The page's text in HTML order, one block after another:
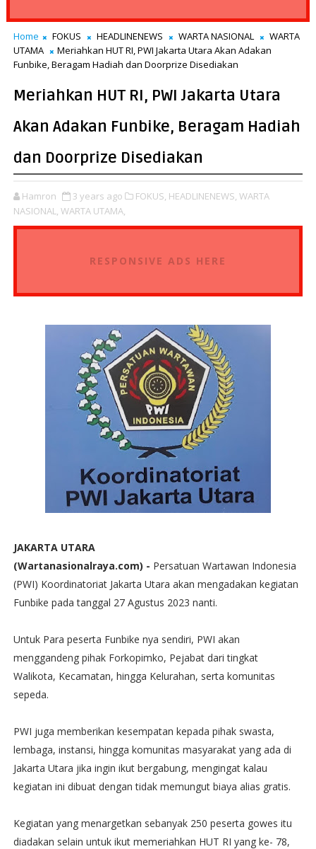
Home FOKUS HEADLINENEWS WARTA NASIONAL
WARTA
UTAMA
Meriahkan HUT RI, PWI Jakarta Utara Akan Adakan
Funbike, Beragam Hadiah dan Doorprize Disediakan
Meriahkan HUT RI, PWI Jakarta Utara
Akan Adakan Funbike, Beragam Hadiah
dan Doorprize Disediakan
Hamron 3 years ago FOKUS, HEADLINENEWS, WARTA
NASIONAL, WARTA UTAMA,
RESPONSIVE ADS HERE
JAKARTA UTARA
(Wartanasionalraya.com) - Persatuan Wartawan Indonesia
(PWI) Koordinatoriat Jakarta Utara akan mengadakan kegiatan
Funbike pada tanggal 27 Agustus 2023 nanti.
Untuk Para peserta Funbike nya sendiri, PWI akan
menggandeng pihak Forkopimko, Pejabat dari tingkat
Walikota, Kecamatan, hingga Kelurahan, serta komunitas
sepeda.
PWI juga memberikan kesempatan kepada pihak swasta,
lembaga, instansi, hingga komunitas masyarakat yang ada di
Jakarta Utara jika ingin ikut bergabung, mengingat kalau
kegiatan ini dibuat dengan tidak memungut biaya alias gratis.
Kegiatan yang menargetkan sebanyak 250 peserta gowes itu
diadakan selain untuk ikut memeriahkan HUT RI yang ke- 78,